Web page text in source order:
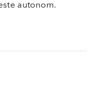
autonom.